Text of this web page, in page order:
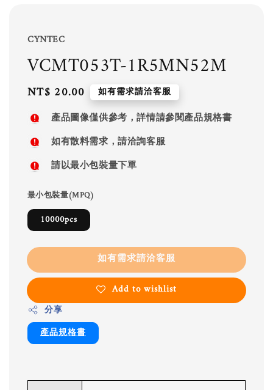
CYNTEC
VCMT053T-1R5MN52M
Regular
price
NT$ 20.00 如有需求請洽客服
產品圖像僅供參考，詳情請參閱產品規格書
如有散料需求，請洽詢客服
請以最小包裝量下單
最小包裝量(MPQ)
10000pcs
如有需求請洽客服
Add to wishlist
分享
產品規格書